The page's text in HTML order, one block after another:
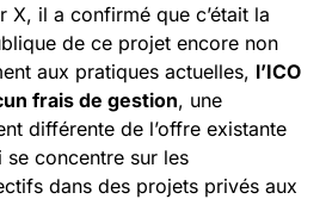
X, il a confirmé que c’était la
de ce projet encore non
aux pratiques actuelles, l’ICO
frais de gestion, une
différente de l’offre existante
concentre sur les
dans des projets privés aux